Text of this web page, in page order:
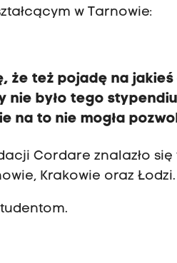
w Tarnowie:
że też pojadę na jakieś
nie było tego
na to nie mogła
Cordare znalazło się
Krakowie oraz Łodzi.